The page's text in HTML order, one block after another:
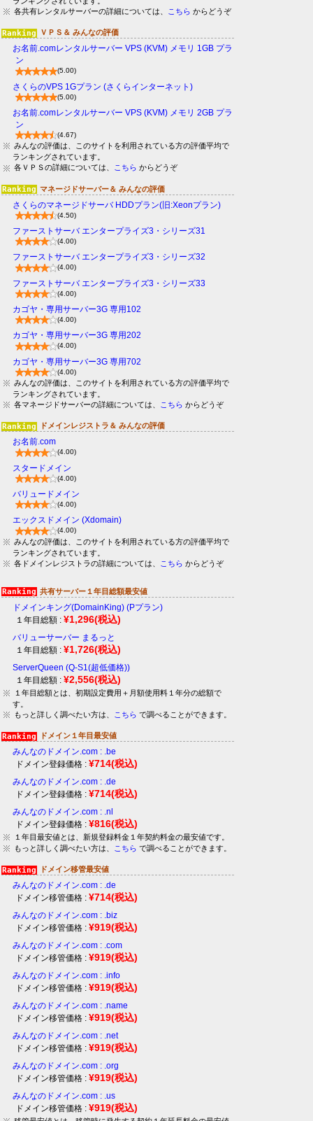
各共有レンタルサーバーの詳細については、
こちら からどうぞ
ＶＰＳ＆ みんなの評価
お名前.comレンタルサーバー VPS (KVM) メモリ 1GB プラ
ン
(5.00)
さくらのVPS 1Gプラン (さくらインターネット)
(5.00)
お名前.comレンタルサーバー VPS (KVM) メモリ 2GB プラ
ン
(4.67)
みんなの評価は、このサイトを利用されている方の評価平均で
ランキングされています。
各ＶＰＳの詳細については、 こちら からどうぞ
マネージドサーバー＆ みんなの評価
さくらのマネージドサーバ HDDプラン(旧:Xeonプラン)
(4.50)
ファーストサーバ エンタープライズ3・シリーズ31
(4.00)
ファーストサーバ エンタープライズ3・シリーズ32
(4.00)
ファーストサーバ エンタープライズ3・シリーズ33
(4.00)
カゴヤ・専用サーバー3G 専用102
(4.00)
カゴヤ・専用サーバー3G 専用202
(4.00)
カゴヤ・専用サーバー3G 専用702
(4.00)
みんなの評価は、このサイトを利用されている方の評価平均で
ランキングされています。
各マネージドサーバーの詳細については、
こちら からどうぞ
ドメインレジストラ＆ みんなの評価
お名前.com
(4.00)
スタードメイン
(4.00)
バリュードメイン
(4.00)
エックスドメイン (Xdomain)
(4.00)
みんなの評価は、このサイトを利用されている方の評価平均で
ランキングされています。
各ドメインレジストラの詳細については、
こちら からどうぞ
共有サーバー１年目総額最安値
ドメインキング(DomainKing) (Pプラン)
１年目総額 : ¥1,296(税込)
バリューサーバー まるっと
１年目総額 : ¥1,726(税込)
ServerQueen (Q-S1(超低価格))
１年目総額 : ¥2,556(税込)
１年目総額とは、初期設定費用＋月額使用料１年分の総額で
す。
もっと詳しく調べたい方は、
こちら で調べることができます。
ドメイン１年目最安値
みんなのドメイン.com : .be
ドメイン登録価格 : ¥714(税込)
みんなのドメイン.com : .de
ドメイン登録価格 : ¥714(税込)
みんなのドメイン.com : .nl
ドメイン登録価格 : ¥816(税込)
１年目最安値とは、新規登録料金１年契約料金の最安値です。
もっと詳しく調べたい方は、
こちら で調べることができます。
ドメイン移管最安値
みんなのドメイン.com : .de
ドメイン移管価格 : ¥714(税込)
みんなのドメイン.com : .biz
ドメイン移管価格 : ¥919(税込)
みんなのドメイン.com : .com
ドメイン移管価格 : ¥919(税込)
みんなのドメイン.com : .info
ドメイン移管価格 : ¥919(税込)
みんなのドメイン.com : .name
ドメイン移管価格 : ¥919(税込)
みんなのドメイン.com : .net
ドメイン移管価格 : ¥919(税込)
みんなのドメイン.com : .org
ドメイン移管価格 : ¥919(税込)
みんなのドメイン.com : .us
ドメイン移管価格 : ¥919(税込)